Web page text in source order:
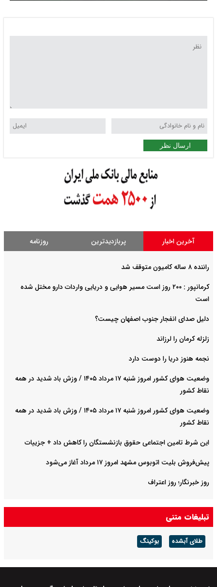
در دریای خزر
ارسال نظر
آخرین اخبار پربازدیدترین روزنامه
راننده ۸ ساله کامیون متوقف شد
کرمانپور : ۲۰۰ روز است مسیر هوایی و دریایی واردات دارو مختل شده
است
دلیل صدای انفجار جنوب اصفهان چیست؟
زلزله کرمان را لرزاند
نجمه هنوز دریا را دوست دارد
وضعیت هوای کشور امروز شنبه ۱۷ مرداد ۱۴۰۵ / وزش باد شدید در همه
نقاط کشور
وضعیت هوای کشور امروز شنبه ۱۷ مرداد ۱۴۰۵ / وزش باد شدید در همه
نقاط کشور
این شرط تامین اجتماعی حقوق بازنشستگان را کاهش داد + جزییات
پیش‌فروش بلیت اتوبوس مشهد امروز ۱۷ مرداد آغاز می‌شود
روز خبرنگار؛ روز اعتراف
تبلیغات متنی
طلای آبشده بوکینگ